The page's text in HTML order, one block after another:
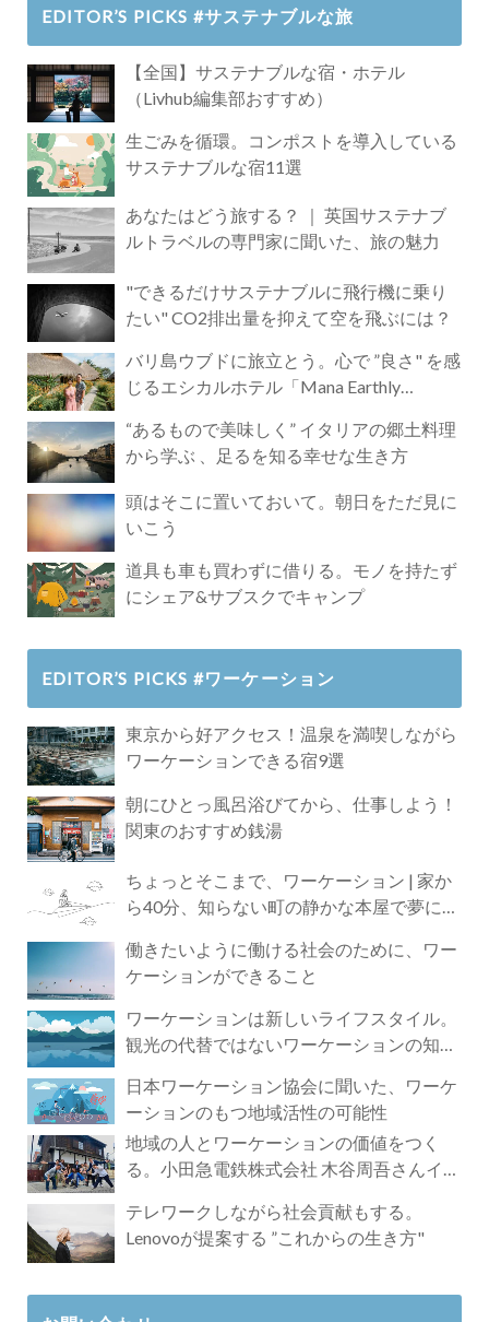
EDITOR’S PICKS #サステナブルな旅
【全国】サステナブルな宿・ホテル
（Livhub編集部おすすめ）
生ごみを循環。コンポストを導入している
サステナブルな宿11選
あなたはどう旅する？ ｜ 英国サステナブ
ルトラベルの専門家に聞いた、旅の魅力
"できるだけサステナブルに飛行機に乗り
たい" CO2排出量を抑えて空を飛ぶには？
バリ島ウブドに旅立とう。心で ”良さ" を感
じるエシカルホテル「Mana Earthly
“あるもので美味しく” イタリアの郷土料理
から学ぶ 、足るを知る幸せな生き方
頭はそこに置いておいて。朝日をただ見に
いこう
道具も車も買わずに借りる。モノを持たず
にシェア&サブスクでキャンプ
EDITOR’S PICKS #ワーケーション
東京から好アクセス！温泉を満喫しながら
ワーケーションできる宿9選
朝にひとっ風呂浴びてから、仕事しよう！
関東のおすすめ銭湯
ちょっとそこまで、ワーケーション | 家か
ら40分、知らない町の静かな本屋で夢に近
働きたいように働ける社会のために、ワー
ケーションができること
ワーケーションは新しいライフスタイル。
観光の代替ではないワーケーションの知ら
日本ワーケーション協会に聞いた、ワーケ
ーションのもつ地域活性の可能性
地域の人とワーケーションの価値をつく
る。小田急電鉄株式会社 木谷周吾さんイン
テレワークしながら社会貢献もする。
Lenovoが提案する ”これからの生き方"